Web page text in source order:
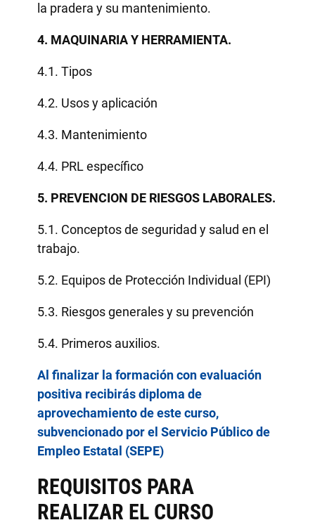
la pradera y su mantenimiento.
4. MAQUINARIA Y HERRAMIENTA.
4.1. Tipos
4.2. Usos y aplicación
4.3. Mantenimiento
4.4. PRL específico
5. PREVENCION DE RIESGOS LABORALES.
5.1. Conceptos de seguridad y salud en el
trabajo.
5.2. Equipos de Protección Individual (EPI)
5.3. Riesgos generales y su prevención
5.4. Primeros auxilios.
Al finalizar la formación con evaluación
positiva recibirás diploma de
aprovechamiento de este curso,
subvencionado por el Servicio Público de
Empleo Estatal (SEPE)
REQUISITOS PARA
REALIZAR EL CURSO